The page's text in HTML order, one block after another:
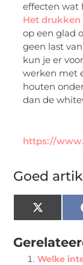
effecten wat
Het drukken
op een glad
geen last
kun je er
werken met
houten
dan de
https://
Goed
X
Welke